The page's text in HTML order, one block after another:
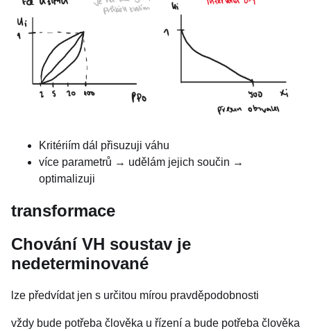
Kritériím dál přisuzuji váhu
více parametrů → udělám jejich součin →
optimalizuji
transformace
Chování VH soustav je
nedeterminované
lze předvídat jen s určitou mírou pravděpodobnosti
vždy bude potřeba člověka u řízení a bude potřeba člověka